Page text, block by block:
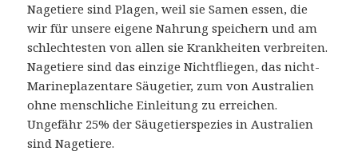
Nagetiere sind Plagen, weil sie Samen essen, die
wir für unsere eigene Nahrung speichern und am
schlechtesten von allen sie Krankheiten verbreiten.
Nagetiere sind das einzige Nichtfliegen, das nicht-
Marineplazentare Säugetier, zum von Australien
ohne menschliche Einleitung zu erreichen.
Ungefähr 25% der Säugetierspezies in Australien
sind Nagetiere.